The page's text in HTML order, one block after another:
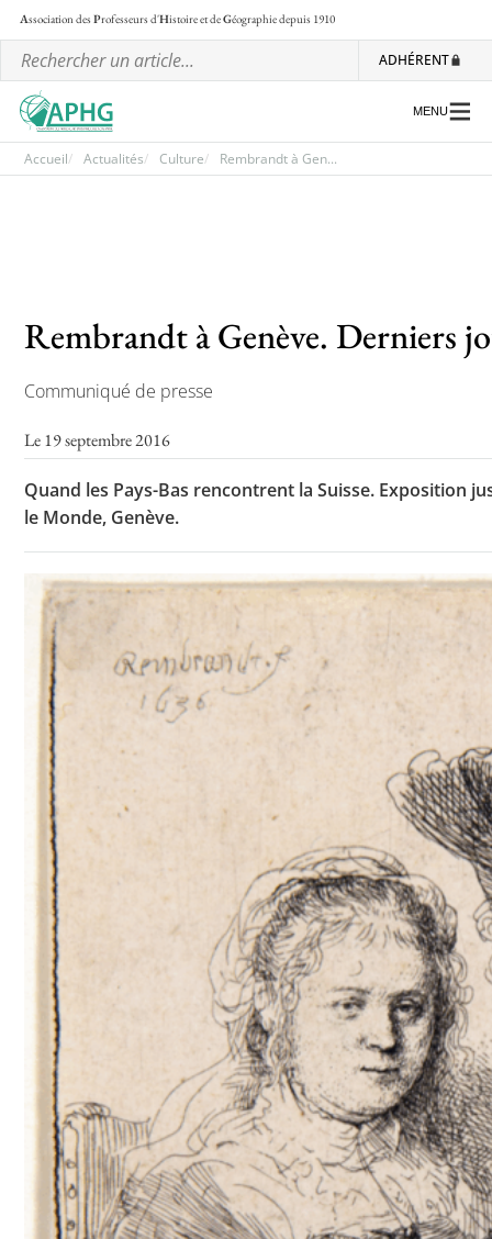
Association desProfesseurs d'Histoire et deGéographiedepuis 1910
ADHÉRENT
Communiqués et motions
Lettre d’information de l’APHG
L’APHG dans la presse
Toutes les actualités
Les rendez-vous de l’APHG
Concours de recrutement
Concours scolaires
Conférences, tables rondes
Critique d’ouvrages publiés
Culture
MENU
Accueil Actualités Culture Rembrandt à Gen...
Rembrandt à Genève. Derniers
Communiqué de presse
Le 19 septembre 2016
Quand les Pays-Bas rencontrent la Suisse. Exposition
le Monde, Genève.